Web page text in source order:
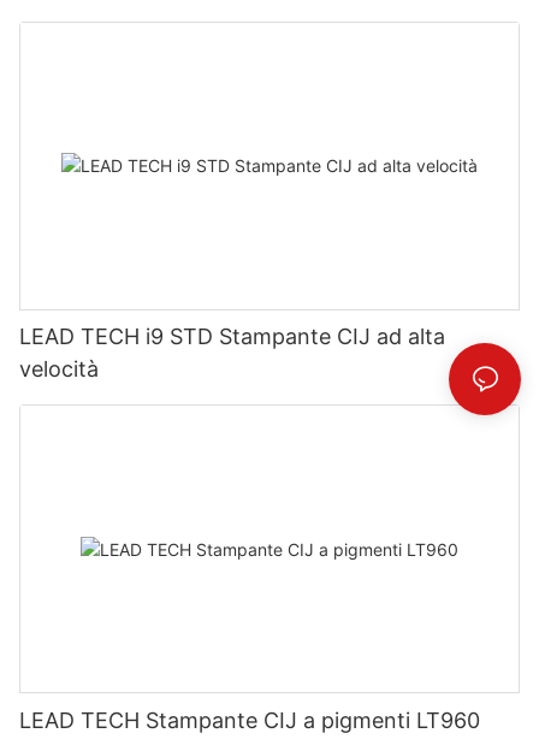
LEAD TECH i9 STD Stampante CIJ ad alta
velocità
LEAD TECH Stampante CIJ a pigmenti LT960